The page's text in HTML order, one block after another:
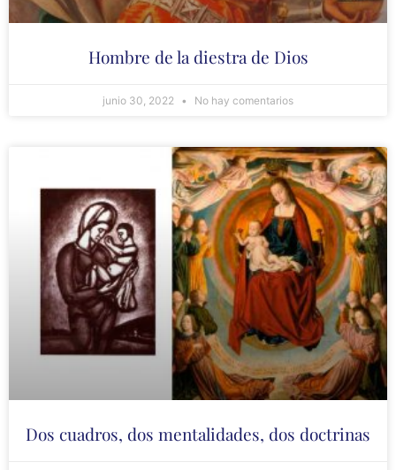
Hombre de la diestra de Dios
junio 30, 2022 No hay comentarios
Dos cuadros, dos mentalidades, dos doctrinas